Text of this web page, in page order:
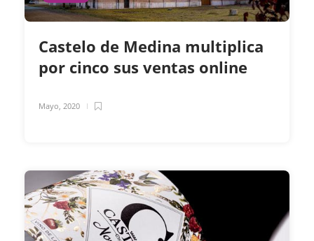
Castelo de Medina multiplica
por cinco sus ventas online
Mayo, 2020